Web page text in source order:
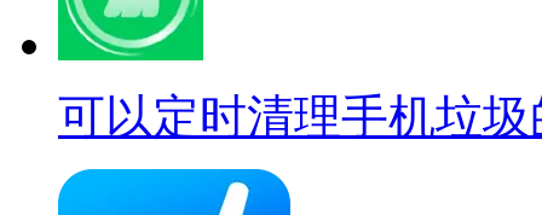
可以定时清理手机垃